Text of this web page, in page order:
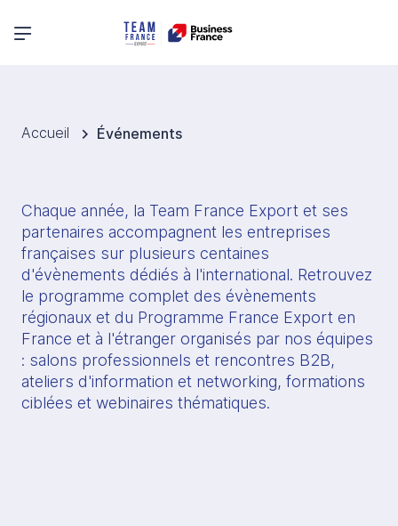
Menu principal
Accueil Événements
Chaque année, la Team France Export et ses
partenaires accompagnent les entreprises
françaises sur plusieurs centaines
d'évènements dédiés à l'international. Retrouvez
le programme complet des évènements
régionaux et du Programme France Export en
France et à l'étranger organisés par nos équipes
: salons professionnels et rencontres B2B,
ateliers d'information et networking, formations
ciblées et webinaires thématiques.